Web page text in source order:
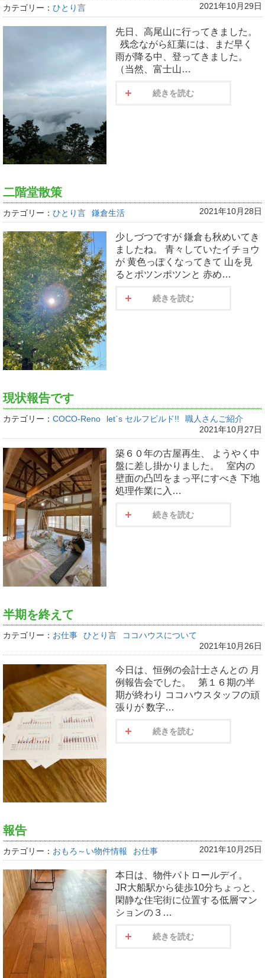
カテゴリー： ひとり言 2021年10月29日
先日、高尾山に行ってきました。
残念ながら紅葉には、まだ早く
雨が降る中、登ってきました。
（当然、富士山…
続きを読む
二階堂散策
カテゴリー： ひとり言 鎌倉生活 2021年10月28日
少しづつですが 鎌倉も秋めいてき
ましたね。 青々していたイチョウ
が 黄色っぽくなってきて 山を見
るとポツンポツンと 赤め…
続きを読む
現状報告です
カテゴリー： COCO-Reno let`s セルフビルド!!
職人さんご紹介
2021年10月27日
築６０年の古屋再生、 ようやく中
盤に差し掛かりました。 室内の
壁面の凸凹をまっ平にすべき 下地
処理作業に入…
続きを読む
半期を終えて
カテゴリー： お仕事 ひとり言
ココハウスについて
2021年10月26日
今日は、恒例の会計士さんとの 月
例報告会でした。 第１６期の半
期が終わり ココハウスタッフの頑
張りが 数字…
続きを読む
報告
カテゴリー： おもろ～い物件情報 お仕事 2021年10月25日
本日は、物件パトロールデイ。
JR大船駅から徒歩10分ちょっと、
閑静な住宅街に位置する低層マン
ションの３…
続きを読む